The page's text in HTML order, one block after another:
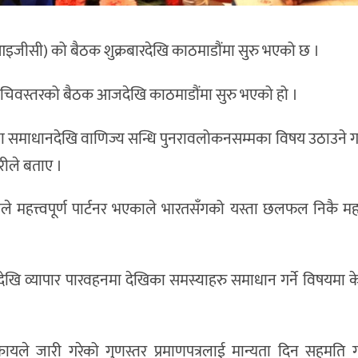
को बैठक शुक्रबारदेखि काठमाडौंमा सुरु भएको छ ।
बैठक आजदेखि काठमाडौंमा सुरु भएको हो ।
वाणिज्य सन्धि पुनरावलोकनसम्मका विषय उठाउने
बताए ।
महत्त्वपूर्ण पार्टनर भएकाले भारतसँगको यस्ता छलफल निकै
व्यापार पारवहनमा देखिका समस्याहरु समाधान गर्ने विषयमा
जारी गरेको गुणस्तर प्रमाणपत्रलाई मान्यता दिन सहमति